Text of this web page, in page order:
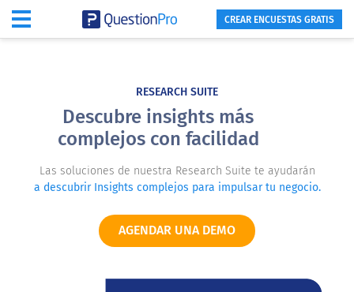
CREAR ENCUESTAS GRATIS
RESEARCH SUITE
Descubre insights más
complejos con facilidad
Las soluciones de nuestra Research Suite te ayudarán
a descubrir Insights complejos para impulsar tu negocio.
AGENDAR UNA DEMO